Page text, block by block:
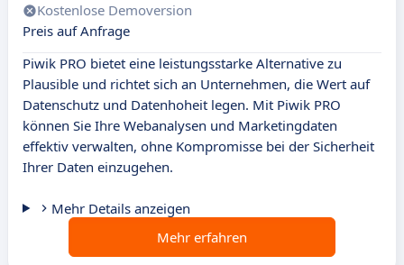
Kostenlose Demoversion
Preis auf Anfrage
Piwik PRO bietet eine leistungsstarke Alternative zu
Plausible und richtet sich an Unternehmen, die Wert auf
Datenschutz und Datenhoheit legen. Mit Piwik PRO
können Sie Ihre Webanalysen und Marketingdaten
effektiv verwalten, ohne Kompromisse bei der Sicherheit
Ihrer Daten einzugehen.
Mehr Details anzeigen
Mehr erfahren